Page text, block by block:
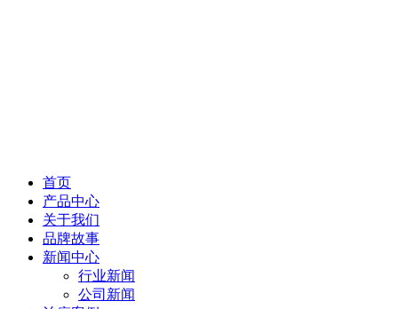
首页
产品中心
关于我们
品牌故事
新闻中心
行业新闻
公司新闻